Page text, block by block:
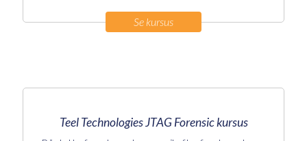
Se kursus
Teel Technologies JTAG Forensic kursus